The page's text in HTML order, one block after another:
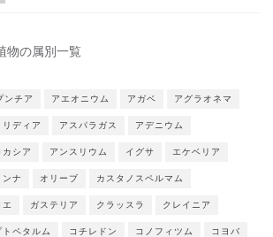
物の属別一覧
ンチア アエオニウム アガベ アグラオネマ
リディア アスパラガス アデニウム
カシア アンスリウム イグサ エケベリア
ンナ オリーブ カスタノスペルマム
エ ガステリア クラッスラ クレイニア
トペタルム コチレドン コノフィツム コヨバ